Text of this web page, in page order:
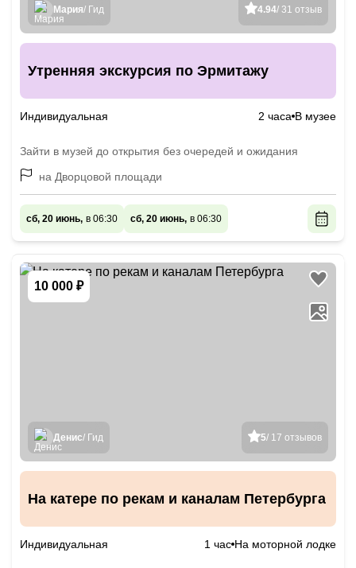
4.94/ 31 отзыв
Мария/ Гид
Утренняя экскурсия по Эрмитажу
Индивидуальная 2 часа В музее
Зайти в музей до открытия без очередей и ожидания
на Дворцовой площади
сб, 20 июнь, в 06:30 сб, 20 июнь, в 06:30
10 000 ₽
5/ 17 отзывов
Денис/ Гид
На катере по рекам и каналам Петербурга
Индивидуальная 1 час На моторной лодке